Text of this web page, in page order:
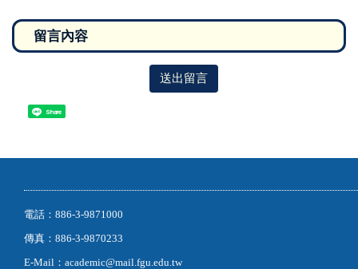
送出留言
Share
電話：886-3-9871000
傳真：886-3-9870233
E-Mail：academic@mail.fgu.edu.tw